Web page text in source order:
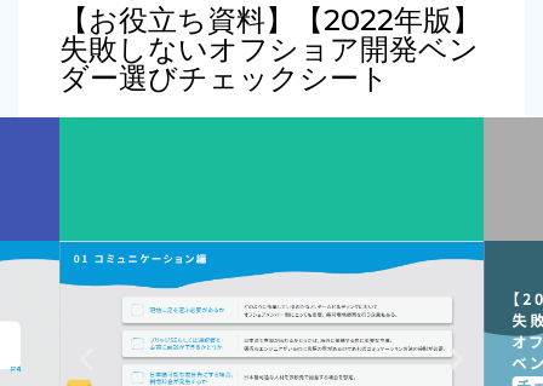
【お役立ち資料】【2022年版】
失敗しないオフショア開発ベン
ダー選びチェックシート